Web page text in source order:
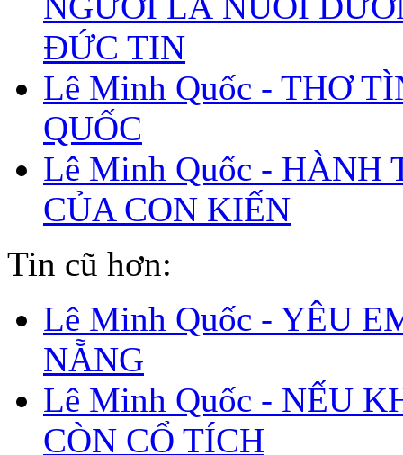
ĐỨC TIN
Lê Minh Quốc - THƠ
QUỐC
Lê Minh Quốc - HÀNH
CỦA CON KIẾN
Tin cũ hơn:
Lê Minh Quốc - YÊU
NẴNG
Lê Minh Quốc - NẾU
CÒN CỔ TÍCH